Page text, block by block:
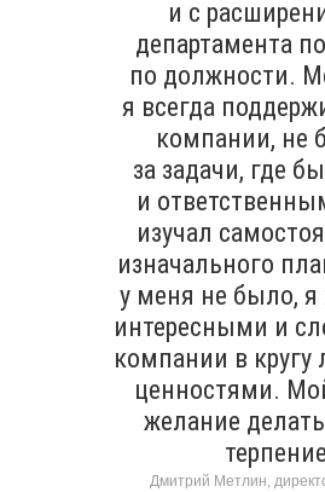
и с
департамента
по должности.
я всегда
компании, не
за задачи, где
и
изучал
изначального
у меня не было, я
интересными и
компании в
ценностями.
желание
Дмитрий Метлин,